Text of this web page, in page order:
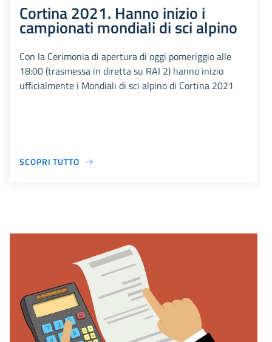
Cortina 2021. Hanno inizio i
campionati mondiali di sci alpino
Con la Cerimonia di apertura di oggi pomeriggio alle
18:00 (trasmessa in diretta su RAI 2) hanno inizio
ufficialmente i Mondiali di sci alpino di Cortina 2021
SCOPRI TUTTO